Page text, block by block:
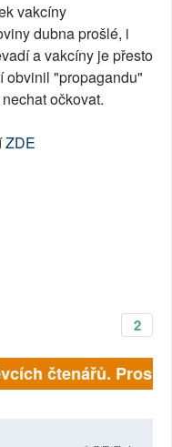
vakcíny
dubna prošlé, i
a vakcíny je přesto
obvinil "propagandu"
očkovat.
ZDE
2
čtenářů.